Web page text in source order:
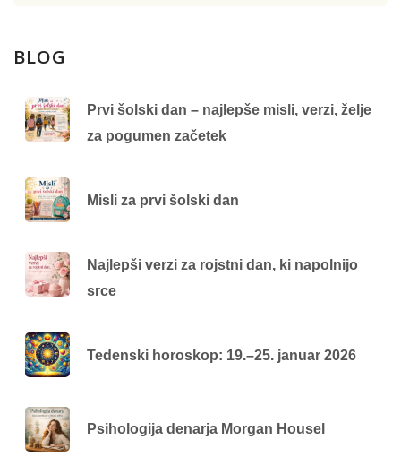
BLOG
Prvi šolski dan – najlepše misli, verzi, želje
za pogumen začetek
Misli za prvi šolski dan
Najlepši verzi za rojstni dan, ki napolnijo
srce
Tedenski horoskop: 19.–25. januar 2026
Psihologija denarja Morgan Housel